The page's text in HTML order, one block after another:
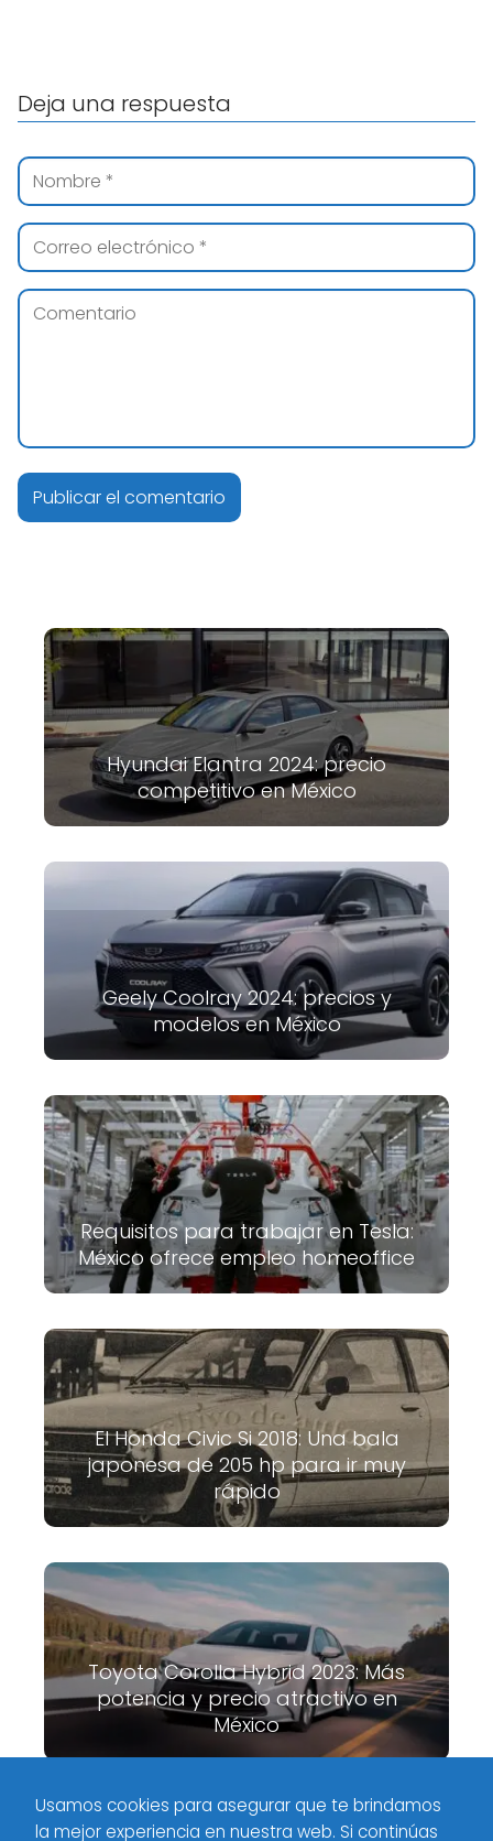
Deja una respuesta
Hyundai Elantra 2024: precio
competitivo en México
Geely Coolray 2024: precios y
modelos en México
Requisitos para trabajar en Tesla:
México ofrece empleo homeoffice
El Honda Civic Si 2018: Una bala
japonesa de 205 hp para ir muy
rápido
Toyota Corolla Hybrid 2023: Más
potencia y precio atractivo en
México
Usamos cookies para asegurar que te brindamos
la mejor experiencia en nuestra web. Si continúas